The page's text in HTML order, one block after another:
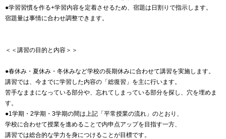
●学習習慣を作る+学習内容を定着させるため、宿題は日割りで指示します。
宿題量は事情に合わせ調整できます。
＜＜講習の目的と内容＞＞
●春休み・夏休み・冬休みなど学校の長期休みに合わせて講習を実施します。
講習では、今までに学習した内容の「総復習」を主に行います。
苦手なままになっている部分や、忘れてしまっている部分を探し、穴を埋めま
す。
●1学期・2学期・3学期の間は上記「平常授業の流れ」のとおり、
学校に合わせて授業を進めることで内申点アップを目指す一方、
講習では総合的な学力を身につけることが目標です。